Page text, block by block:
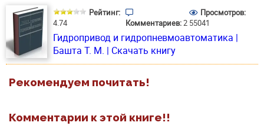
Рейтинг:
4.74
Комментариев:2
Просмотров:
55041
Гидропривод и гидропневмоавтоматика |
Башта Т. М. | Скачать книгу
Рекомендуем почитать!
Комментарии к этой книге!!